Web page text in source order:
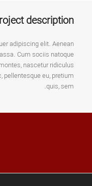
description
adipiscing elit. Aenean
Cum sociis natoque
nascetur ridiculus
pellentesque eu, pretium
quis, sem.